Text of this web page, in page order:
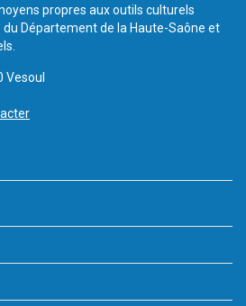
propres aux outils culturels
Département de la Haute-Saône et
Vesoul